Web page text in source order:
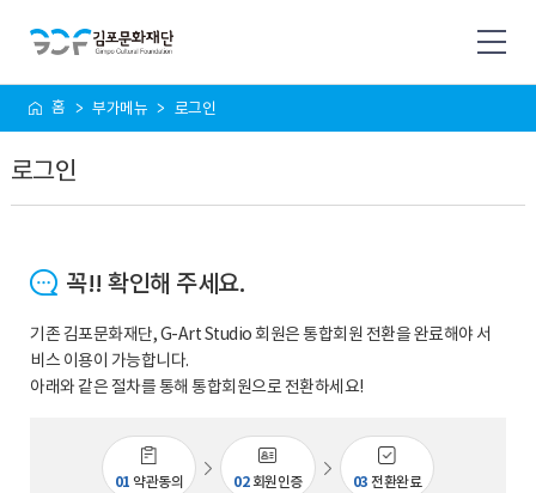
사
이
맵
홈 부가메뉴 로그인
로그인
꼭!! 확인해 주세요.
기존 김포문화재단, G-Art Studio 회원은 통합회원 전환을 완료해야 서
비스 이용이 가능합니다.
아래와 같은 절차를 통해 통합회원으로 전환하세요!
01 약관동의 02회원인증 03 전환완료